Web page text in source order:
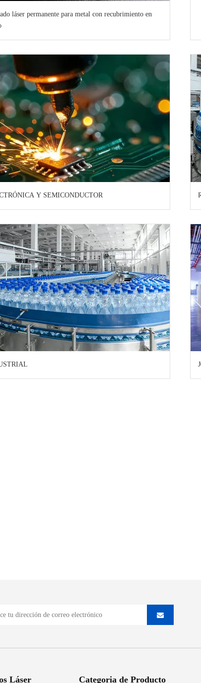
láser permanente para metal con recubrimiento en
Y SEMICONDUCTOR
Láser Categoria de Producto